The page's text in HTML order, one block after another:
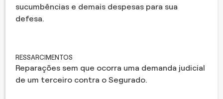
sucumbências e demais despesas para sua
defesa.
RESSARCIMENTOS
Reparações sem que ocorra uma demanda judicial
de um terceiro contra o Segurado.